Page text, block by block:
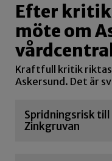
Efter
möte om
Kraftfull kritik
Askersund. Det är
Spridningsrisk
Zinkgruvan